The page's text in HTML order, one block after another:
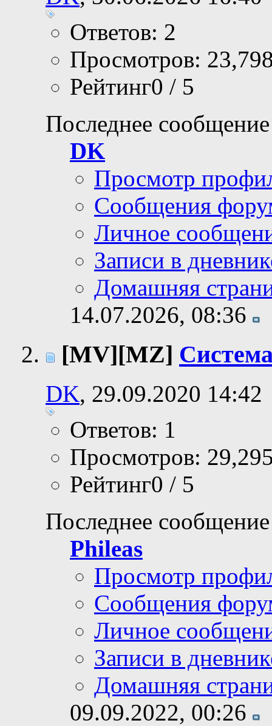
Ответов: 2
Просмотров:
Рейтинг0 / 5
Последнее
DK
Просмотр
Сообщения
Личное
Записи в
Домашняя
14.07.2026, 08:36
[MV][MZ]
DK, 29.09.2020 14:42
Ответов: 1
Просмотров:
Рейтинг0 / 5
Последнее
Phileas
Просмотр
Сообщения
Личное
Записи в
Домашняя
09.09.2022, 00:26